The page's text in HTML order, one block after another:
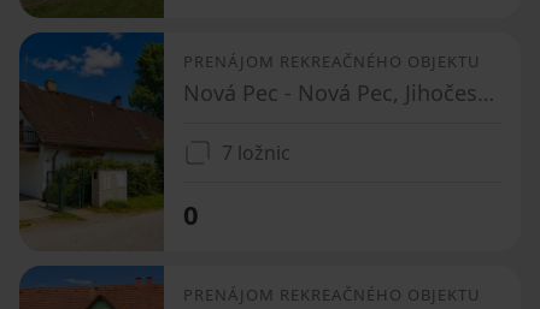
PRENÁJOM REKREAČNÉHO OBJEKTU
Nová Pec - Nová Pec, Jihočeský kraj
7 ložnic
0
PRENÁJOM REKREAČNÉHO OBJEKTU